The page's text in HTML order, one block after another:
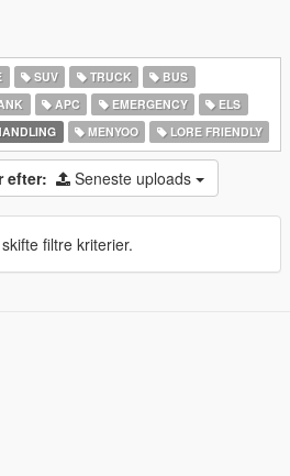
SUV TRUCK
BUS
APC EMERGENCY
ELS
MENYOO LORE FRIENDLY
efter: Seneste uploads
filtre kriterier.